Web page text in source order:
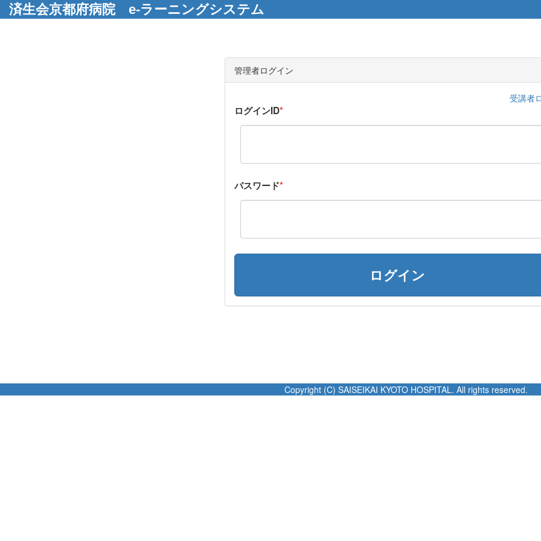
済生会京都府病院 e-ラーニングシステム
管理者ログイン
受講者
ログインID
パスワード
Copyright (C) SAISEIKAI KYOTO HOSPITAL. All rights reserved.